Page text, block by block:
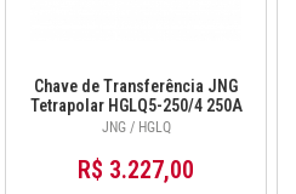
Chave de Transferência JNG
Tetrapolar HGLQ5-250/4 250A
JNG / HGLQ
R$ 3.227,00